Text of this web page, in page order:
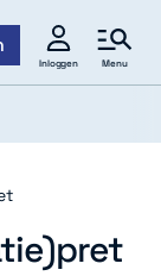
Inloggen Menu